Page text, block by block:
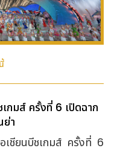
กมส์ ครั้งที่ 6 เปิดฉาก
า
เชียนบีชเกมส์ ครั้งที่ 6